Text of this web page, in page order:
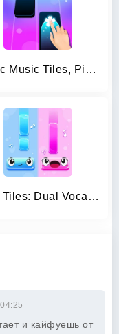
Magic Music Tiles, Piano Tiles
Duet Tiles: Dual Vocal Music
и кайфуешь от